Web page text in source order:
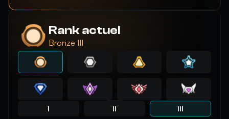
Rank actuel
Bronze III
III
II
I